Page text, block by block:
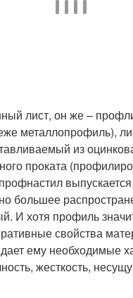
лист, он же –
металлопрофиль),
из
проката
большее
И хотя профиль
свойства
ему необходимые
жесткость,